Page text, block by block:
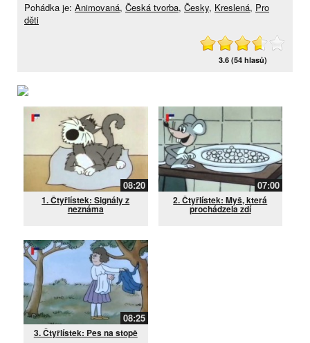
Pohádka je: Animovaná, Česká tvorba, Česky, Kreslená, Pro
děti
3.6 (54 hlasů)
08:20
1. Čtyřlístek: Signály z
neznáma
07:00
2. Čtyřlístek: Myš, která
prochádzela zdí
08:25
3. Čtyřlístek: Pes na stopě